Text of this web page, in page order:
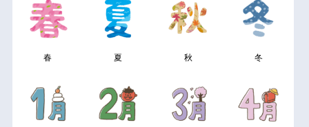
春 夏 秋 冬